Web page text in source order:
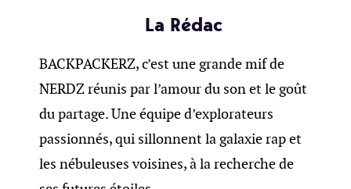
La Rédac
BACKPACKERZ, c’est une grande mif de
NERDZ réunis par l’amour du son et le goût
du partage. Une équipe d’explorateurs
passionnés, qui sillonnent la galaxie rap et
les nébuleuses voisines, à la recherche de